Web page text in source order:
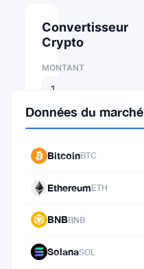
Convertisseur
Crypto
MONTANT
⇄
BTC
Données du marché
BitcoinBTC
EthereumETH
BNBBNB
SolanaSOL